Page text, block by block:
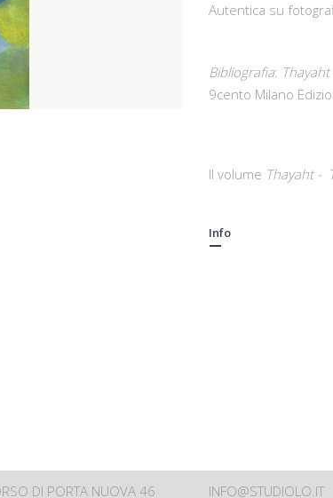
Autentica su
Bibliografia:
9cento Milano
Il volume Thayaht -
Info
DI PORTA NUOVA 46 INFO@STUDIOLO.IT